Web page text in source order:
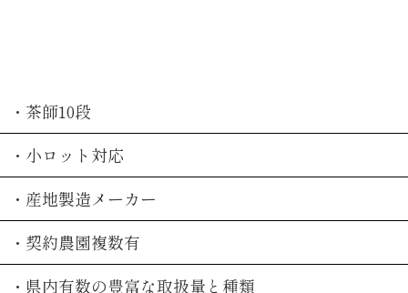
・茶師10段
・小ロット対応
・産地製造メーカー
・契約農園複数有
・県内有数の豊富な取扱量と種類